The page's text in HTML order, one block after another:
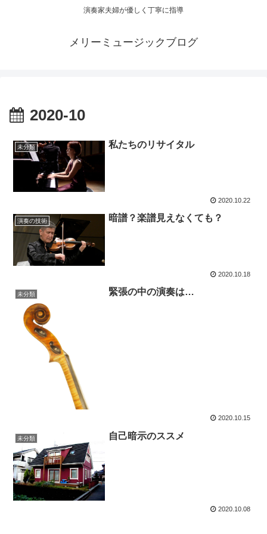
演奏家夫婦が優しく丁寧に指導
メリーミュージックブログ
2020-10
未分類 私たちのリサイタル
2020.10.22
演奏の技術 暗譜？楽譜見えなくても？
2020.10.18
未分類 緊張の中の演奏は…
2020.10.15
未分類 自己暗示のススメ
2020.10.08